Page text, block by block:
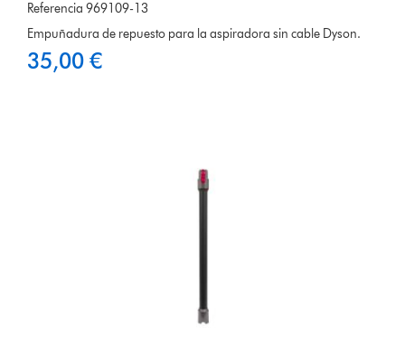
Referencia 969109-13
Empuñadura de repuesto para la aspiradora sin cable Dyson.
35,00 €